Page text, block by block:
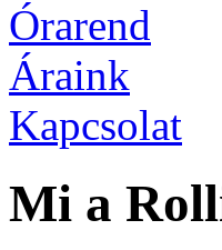
Órarend
Áraink
Kapcsolat
Mi a